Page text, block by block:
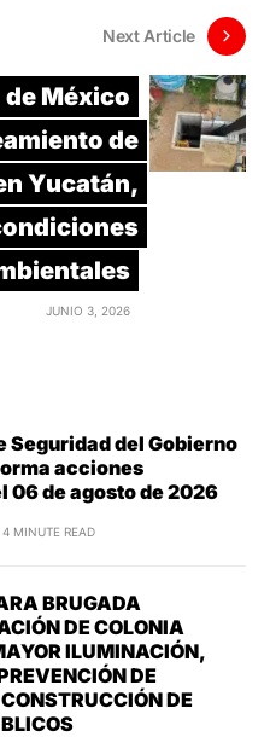
Next Article
de México
de
Yucatán,
JUNIO 3, 2026
Seguridad del Gobierno
acciones
06 de agosto de 2026
4 MINUTE READ
BRUGADA
DE COLONIA
ILUMINACIÓN,
DE
DE